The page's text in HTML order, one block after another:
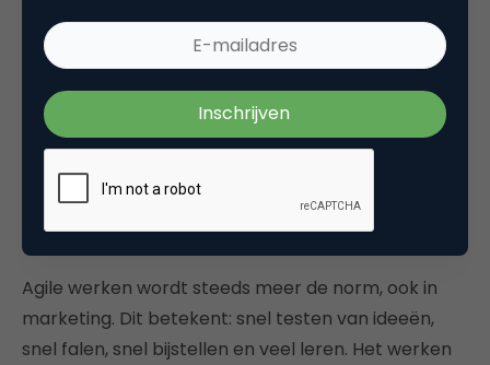
succesvolle realisatie van je strategie is daarmee
een verandervraagstuk geworden.
Wat ons betreft is er een aantal voorwaarden voor
een succesvolle executie van de strategie binnen
een organisatie.
1. Snelheid en flexibiliteit
Agile werken wordt steeds meer de norm, ook in
marketing. Dit betekent: snel testen van ideeën,
snel falen, snel bijstellen en veel leren. Het werken